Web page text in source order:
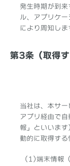
発生時期が到
ル、アプリケ
により周知しま
第3条（取得す
当社は、本サ
アプリ経由で
報」といいま
動的に取得する
(1)端末情報